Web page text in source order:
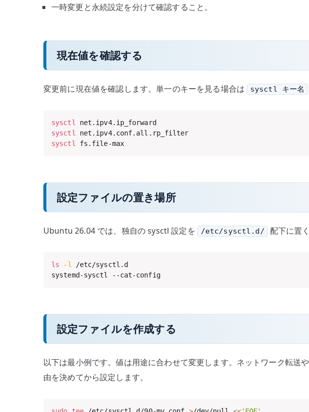
一時変更と永続設定を分けて確認すること。
現在値を確認する
変更前に現在値を確認します。単一のキーを見る場合は sysctl キー名
sysctl
sysctl
sysctl fs.file-max
設定ファイルの置き場所
Ubuntu 26.04 では、独自の sysctl 設定を /etc/sysctl.d/ 配下に置
ls -l
/etc/sysctl.d
systemd-sysctl --cat-config
設定ファイルを作成する
以下は最小例です。値は用途に合わせて変更します。ネットワーク転送や
由を決めてから設定します。